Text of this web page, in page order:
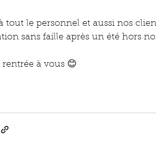
tout le personnel et aussi nos
sans faille après un été hors
rentrée à vous 😊